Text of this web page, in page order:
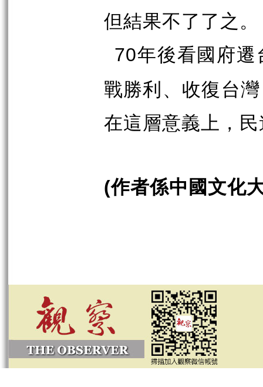
但結果不了了之。
70年後看國府
戰勝利、收復台
在這層意義上，
(作者係中國文化